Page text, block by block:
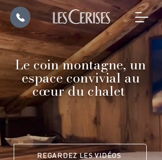
Le coin montagne, un
espace convivial au
cœur du chalet
REGARDEZ LES VIDÉOS